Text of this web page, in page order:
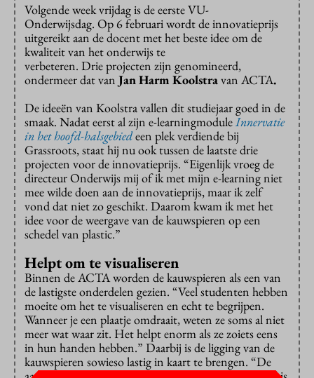
Volgende week vrijdag is de eerste VU-
Onderwijsdag. Op 6 februari wordt de innovatieprijs
uitgereikt aan de docent met het beste idee om de
kwaliteit van het onderwijs te
verbeteren. Drie projecten zijn genomineerd,
ondermeer dat van Jan Harm Koolstravan ACTA.
De ideeën van Koolstra vallen dit studiejaar goed in de
smaak. Nadat eerst al zijn e-learningmoduleInnervatie
in het hoofd-halsgebiedeen plek verdiende bij
Grassroots, staat hij nu ook tussen de laatste drie
projecten voor de innovatieprijs. “Eigenlijk vroeg de
directeur Onderwijs mij of ik met mijn e-learning niet
mee wilde doen aan de innovatieprijs, maar ik zelf
vond dat niet zo geschikt. Daarom kwam ik met het
idee voor de weergave van de kauwspieren op een
schedel van plastic.”
Helpt om te visualiseren
Binnen de ACTA worden de kauwspieren als een van
de lastigste onderdelen gezien. “Veel studenten hebben
moeite om het te visualiseren en echt te begrijpen.
Wanneer je een plaatje omdraait, weten ze soms al niet
meer wat waar zit. Het helpt enorm als ze zoiets eens
in hun handen hebben.” Daarbij is de ligging van de
kauwspieren sowieso lastig in kaart te brengen. “De